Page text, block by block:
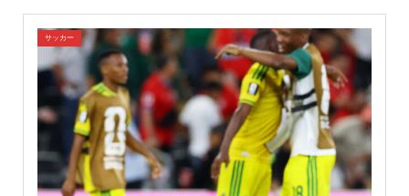
サッカー